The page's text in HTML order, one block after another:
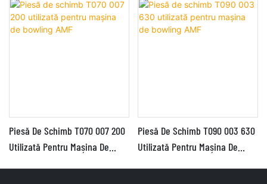
Piesă De Schimb T070 007 200
Utilizată Pentru Mașina De
Piesă De Schimb T090 003 630
Utilizată Pentru Mașina De